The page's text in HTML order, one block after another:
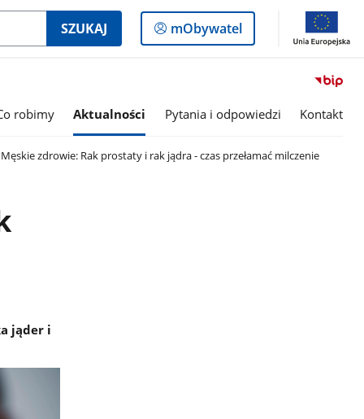
SZUKAJ
Logowanie
do
mObywatel
robimy Aktualności Pytania i odpowiedzi Kontakt
Męskie zdrowie: Rak prostaty i rak jądra - czas przełamać milczenie
jąder i